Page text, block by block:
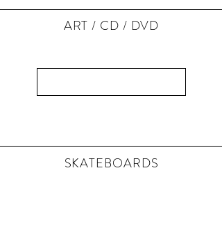
ART / CD / DVD
SKATEBOARDS